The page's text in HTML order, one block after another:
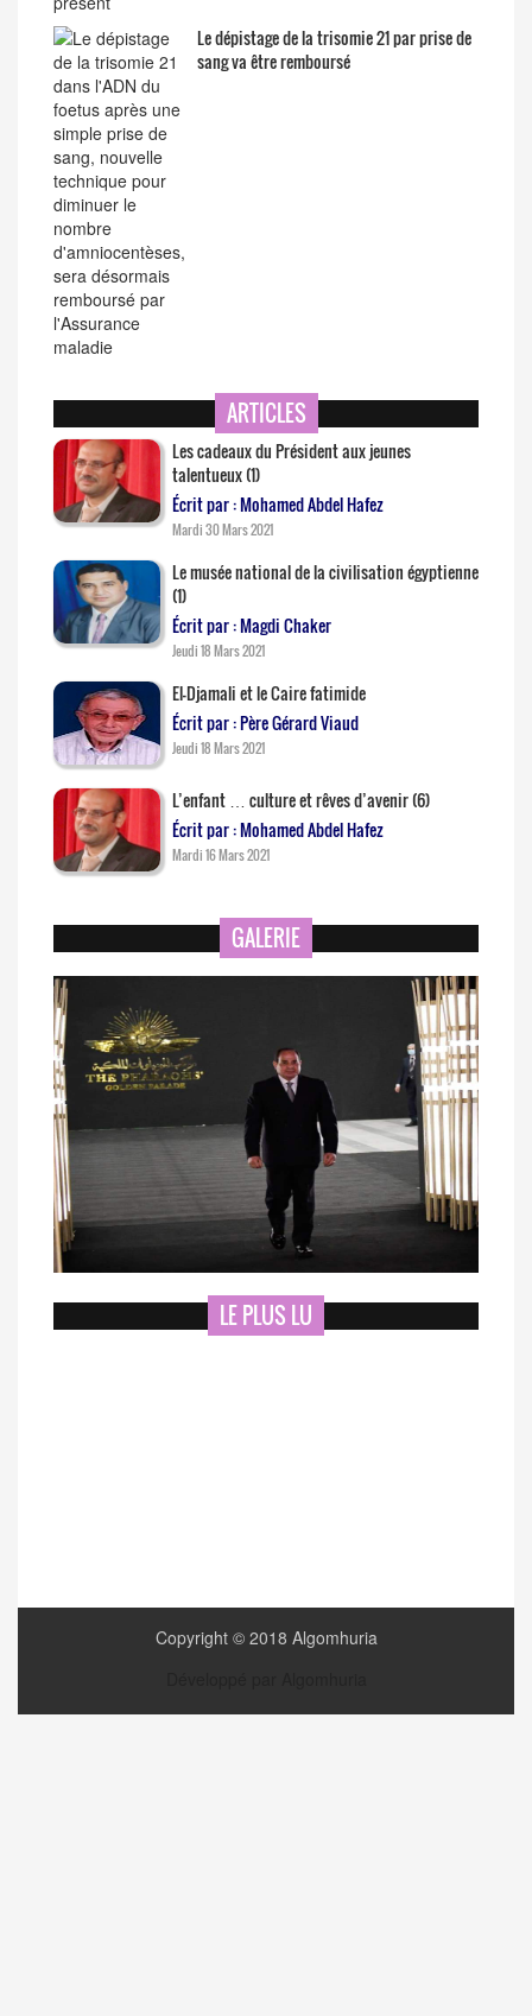
Le dépistage de la trisomie 21 par prise de
sang va être remboursé
ARTICLES
Les cadeaux du Président aux jeunes
talentueux (1)
Écrit par : Mohamed Abdel Hafez
Mardi 30 Mars 2021
Le musée national de la civilisation égyptienne
(1)
Écrit par : Magdi Chaker
Jeudi 18 Mars 2021
El-Djamali et le Caire fatimide
Écrit par : Père Gérard Viaud
Jeudi 18 Mars 2021
L’enfant … culture et rêves d’avenir (6)
Écrit par : Mohamed Abdel Hafez
Mardi 16 Mars 2021
GALERIE
LE PLUS LU
Copyright © 2018 Algomhuria